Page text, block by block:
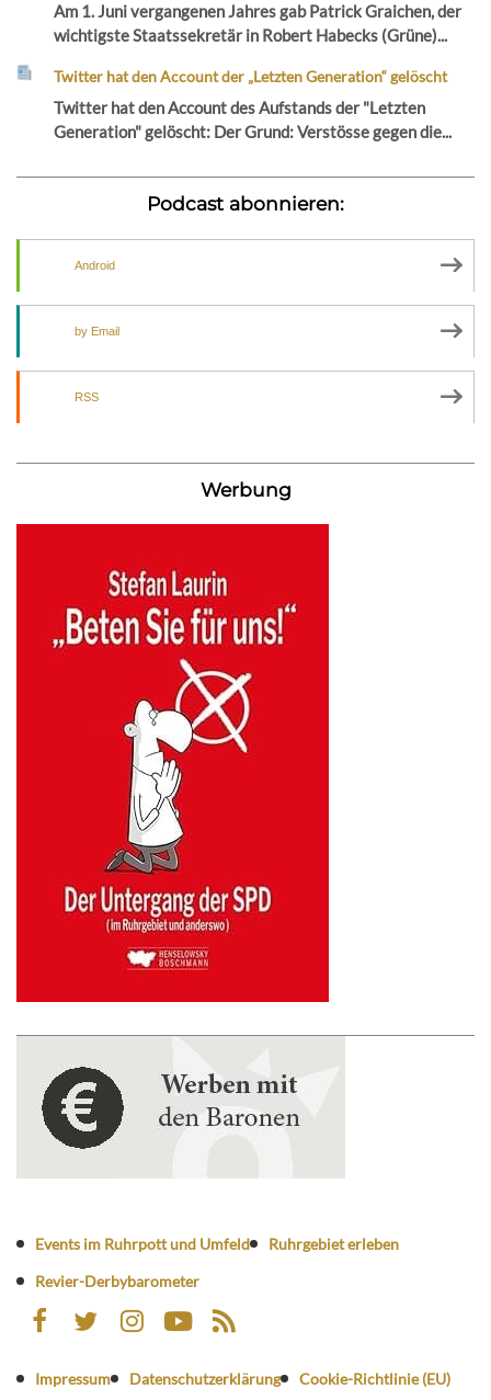
Am 1. Juni vergangenen Jahres gab Patrick Graichen, der
wichtigste Staatssekretär in Robert Habecks (Grüne)...
Twitter hat den Account der „Letzten Generation“ gelöscht
Twitter hat den Account des Aufstands der "Letzten
Generation" gelöscht: Der Grund: Verstösse gegen die...
Podcast abonnieren:
Android
by Email
RSS
Werbung
Events im Ruhrpott und Umfeld
Ruhrgebiet erleben
Revier-Derbybarometer
Impressum Datenschutzerklärung Cookie-Richtlinie (EU)